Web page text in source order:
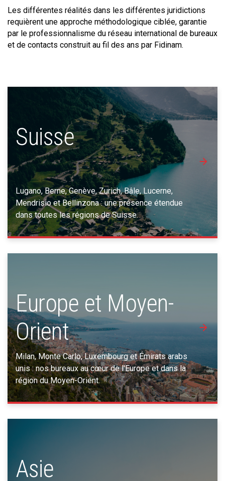
Les différentes réalités dans les différentes juridictions
requièrent une approche méthodologique ciblée, garantie
par le professionnalisme du réseau international de bureaux
et de contacts construit au fil des ans par Fidinam.
Suisse
Lugano, Berne, Genève, Zurich, Bâle, Lucerne,
Mendrisio et Bellinzona : une présence étendue
dans toutes les régions de Suisse.
Europe et Moyen-
Orient
Milan, Monte Carlo, Luxembourg et Émirats arabs
unis : nos bureaux au cœur de l'Europe et dans la
région du Moyen-Orient.
Asie